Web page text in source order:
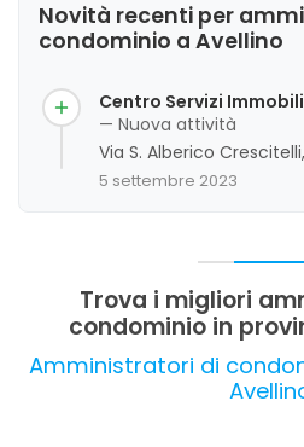
Novità recenti per
condominio a Avellino
Centro Servizi
— Nuova attività
Via S. Alberico
5 settembre 2023
Trova i migliori
condominio in
Amministratori di